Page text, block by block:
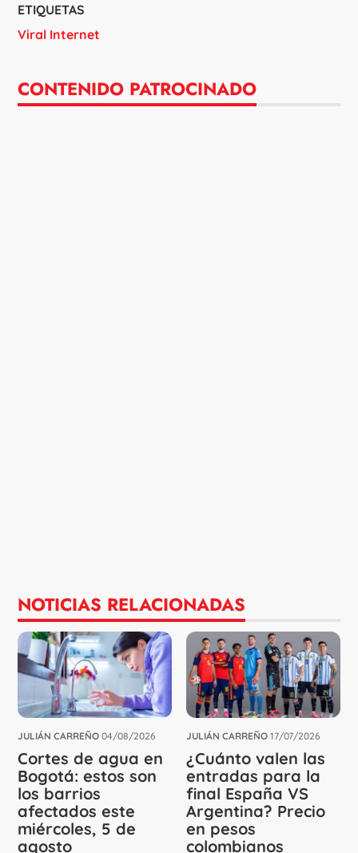
ETIQUETAS
Viral Internet
CONTENIDO PATROCINADO
NOTICIAS RELACIONADAS
JULIÁN CARREÑO 04/08/2026
Cortes de agua en
Bogotá: estos son
los barrios
afectados este
miércoles, 5 de
agosto
JULIÁN CARREÑO 17/07/2026
¿Cuánto valen las
entradas para la
final España VS
Argentina? Precio
en pesos
colombianos